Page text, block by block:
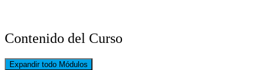
Contenido del Curso
Expandir todo Módulos